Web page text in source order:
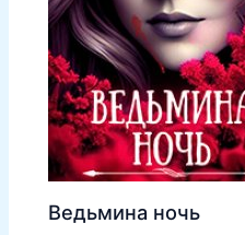
Ведьмина ночь